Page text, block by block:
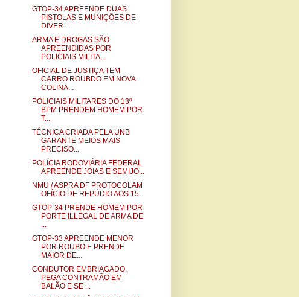
GTOP-34 APREENDE DUAS
PISTOLAS E MUNIÇÕES DE
DIVER...
ARMA E DROGAS SÃO
APREENDIDAS POR
POLICIAIS MILITA...
OFICIAL DE JUSTIÇA TEM
CARRO ROUBDO EM NOVA
COLINA...
POLICIAIS MILITARES DO 13º
BPM PRENDEM HOMEM POR
T...
TÉCNICA CRIADA PELA UNB
GARANTE MEIOS MAIS
PRECISO...
POLÍCIA RODOVIÁRIA FEDERAL
APREENDE JOIAS E SEMIJO...
NMU / ASPRA DF PROTOCOLAM
OFÍCIO DE REPÚDIO AOS 15...
GTOP-34 PRENDE HOMEM POR
PORTE ILLEGAL DE ARMA DE
...
GTOP-33 APREENDE MENOR
POR ROUBO E PRENDE
MAIOR DE...
CONDUTOR EMBRIAGADO,
PEGA CONTRAMÃO EM
BALÃO E SE ...